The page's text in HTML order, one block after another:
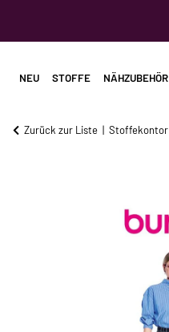
NEU STOFFE NÄHZUBEHÖR
Zurück zur Liste Stoffekontor